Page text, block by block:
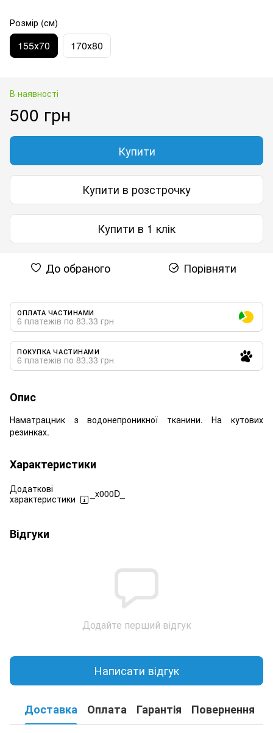
Розмір (см)
155х70 170х80
В наявності
500 грн
Купити
Купити в розстрочку
Купити в 1 клік
До обраного Порівняти
ОПЛАТА ЧАСТИНАМИ
6 платежів по 83.33 грн
ПОКУПКА ЧАСТИНАМИ
6 платежів по 83.33 грн
Опис
Наматрацник з водонепроникної тканини. На кутових
резинках.
Характеристики
Додаткові
характеристики
_x000D_
Відгуки
Додайте перший відгук
Написати відгук
Доставка Оплата Гарантія Повернення